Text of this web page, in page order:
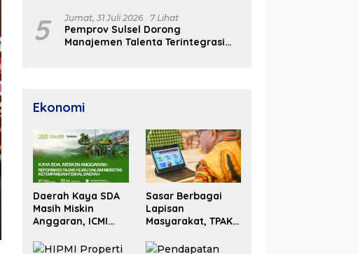
Difungsikan
5 Jumat, 31 Juli 2026 7 Lihat
Pemprov Sulsel Dorong
Manajemen Talenta Terintegrasi
Ekonomi
Daerah Kaya SDA
Masih Miskin
Anggaran, ICMI
Reformasi Fiskal
Sasar Berbagai
Lapisan
Masyarakat, TPAKD
Inklusi Keuangan